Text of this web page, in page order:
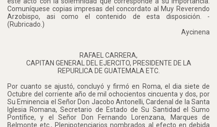
Comuníquese copias impresas del concordato al Muy Reverendo
Arzobispo, asi como el contenido de esta disposición. -
(Rubricado.)
Aycinena
RAFAEL CARRERA,
CAPITAN GENERAL DEL EJERCITO, PRESIDENTE DE LA
REPURLICA DE GUATEMALA ETC.
Por cuanto se ajustó, concluyó y firmó en Roma, el dia siete de
Octubre del corriente año de mil ochocientos cincuenta y dos, por
Su Eminencia el Señor Don Jacobo Antonelli, Cardenal de la Santa
Iglesia Romana, Secretario de Estado de Su Santidad el Sumo
Pontífice, y el Señor Don Fernando Lorenzana, Marques de
Belmonte etc., Plenipotenciarios nombrados al efecto en debida